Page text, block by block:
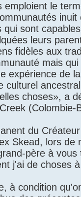
le
sont
leurs
fidèles aux
mais
expérience de
choses», a
(Colombie-
du
Skead, lors de
père à
j'ai de choses
à condition